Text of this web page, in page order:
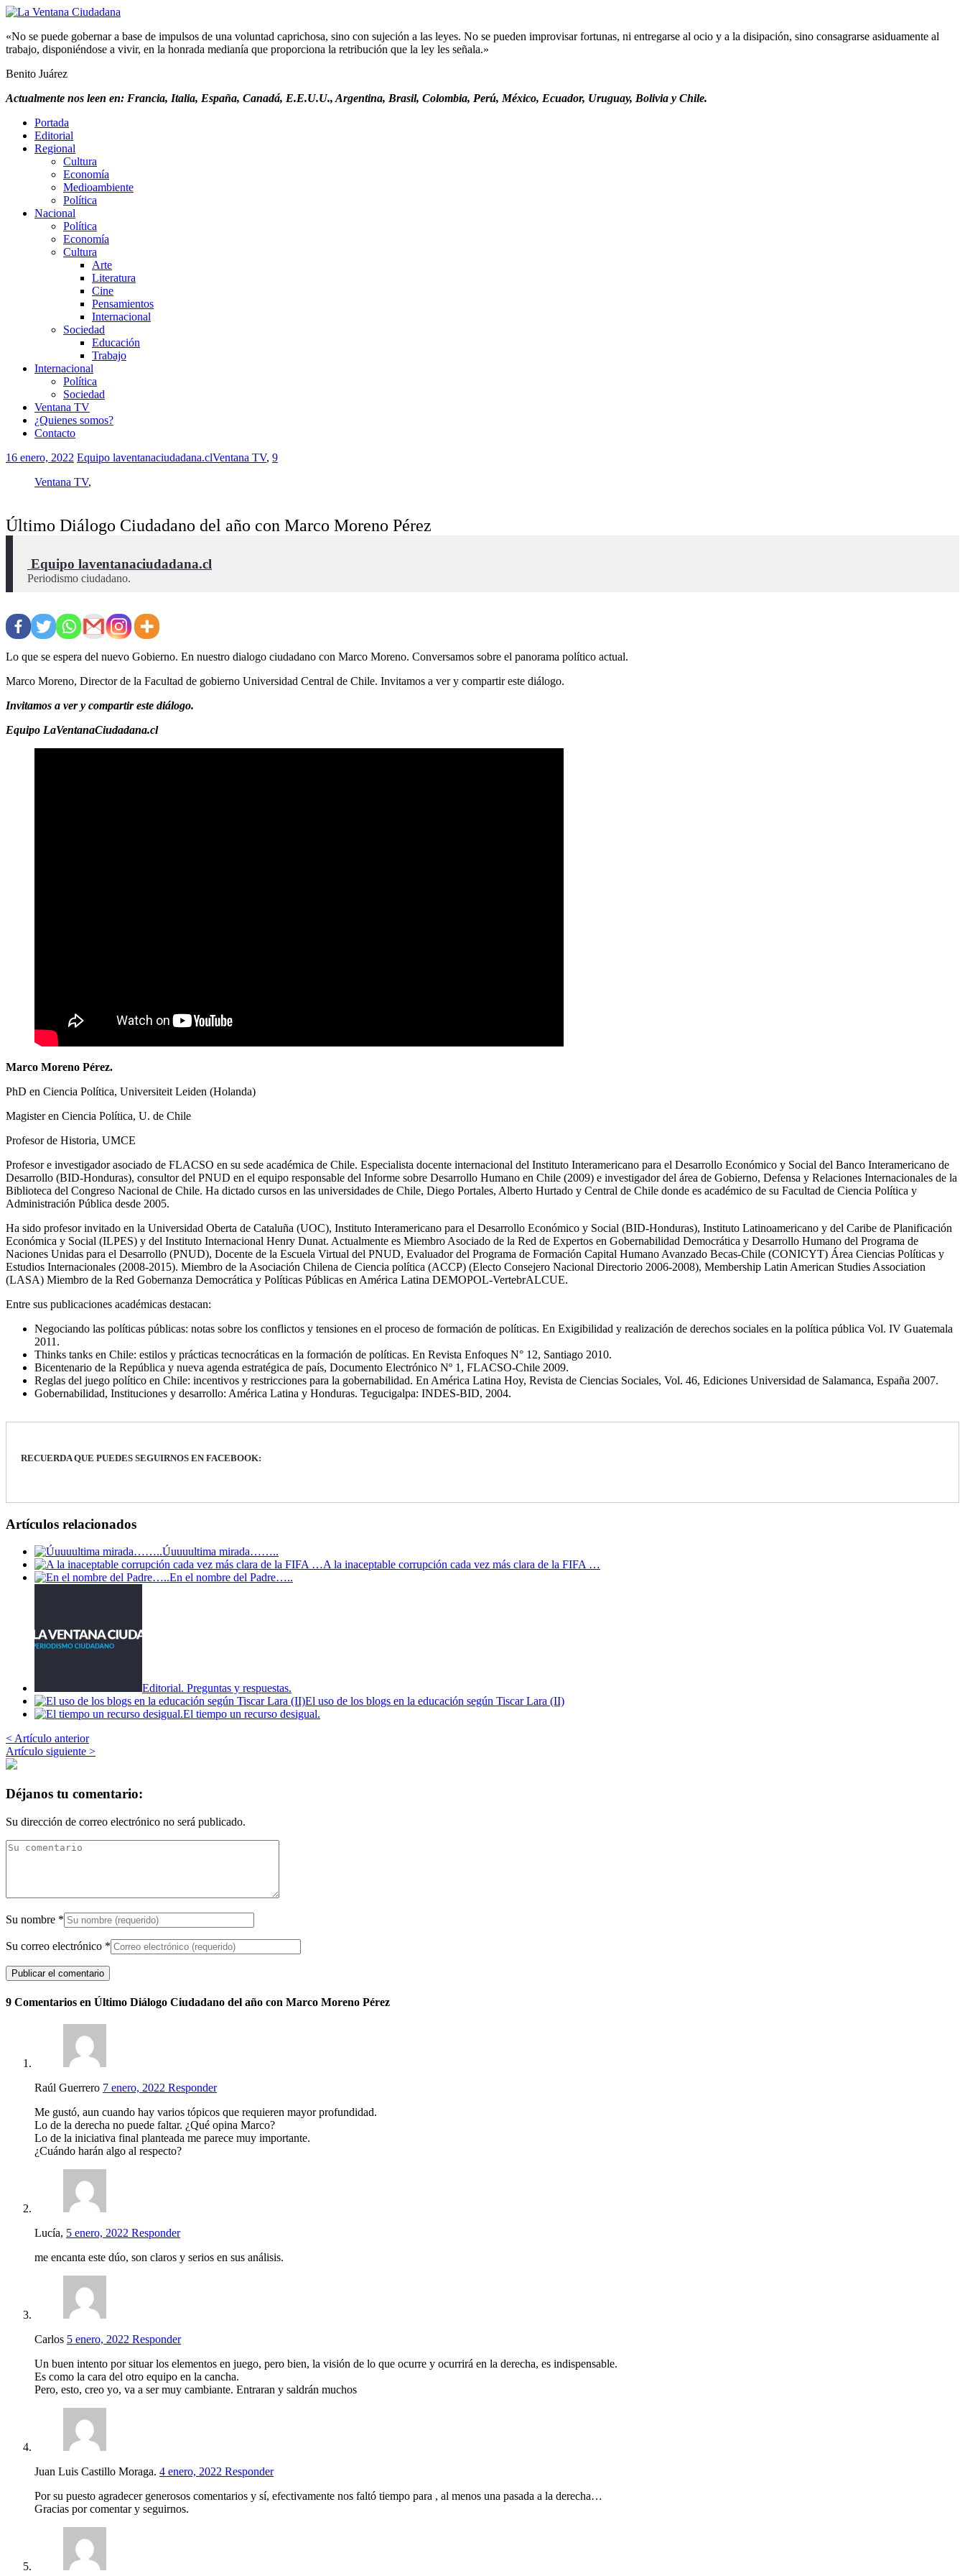
«No se puede gobernar a base de impulsos de una voluntad caprichosa, sino con sujeción a las leyes. No se pueden improvisar fortunas, ni entregarse al ocio y a la disipación, sino consagrarse asiduamente al
trabajo, disponiéndose a vivir, en la honrada medianía que proporciona la retribución que la ley les señala.»
Benito Juárez
Actualmente nos leen en: Francia, Italia, España, Canadá, E.E.U.U., Argentina, Brasil, Colombia, Perú, México, Ecuador, Uruguay, Bolivia y Chile.
Portada
Editorial
Regional
Cultura
Economía
Medioambiente
Política
Nacional
Política
Economía
Cultura
Arte
Literatura
Cine
Pensamientos
Internacional
Sociedad
Educación
Trabajo
Internacional
Política
Sociedad
Ventana TV
¿Quienes somos?
Contacto
16 enero, 2022 Equipo laventanaciudadana.clVentana TV, 9
Ventana TV,
Último Diálogo Ciudadano del año con Marco Moreno Pérez
Equipo laventanaciudadana.cl
Periodismo ciudadano.
Lo que se espera del nuevo Gobierno. En nuestro dialogo ciudadano con Marco Moreno. Conversamos sobre el panorama político actual.
Marco Moreno, Director de la Facultad de gobierno Universidad Central de Chile. Invitamos a ver y compartir este diálogo.
Invitamos a ver y compartir este diálogo.
Equipo LaVentanaCiudadana.cl
Marco Moreno Pérez.
PhD en Ciencia Política, Universiteit Leiden (Holanda)
Magister en Ciencia Política, U. de Chile
Profesor de Historia, UMCE
Profesor e investigador asociado de FLACSO en su sede académica de Chile. Especialista docente internacional del Instituto Interamericano para el Desarrollo Económico y Social del Banco Interamericano de
Desarrollo (BID-Honduras), consultor del PNUD en el equipo responsable del Informe sobre Desarrollo Humano en Chile (2009) e investigador del área de Gobierno, Defensa y Relaciones Internacionales de la
Biblioteca del Congreso Nacional de Chile. Ha dictado cursos en las universidades de Chile, Diego Portales, Alberto Hurtado y Central de Chile donde es académico de su Facultad de Ciencia Política y
Administración Pública desde 2005.
Ha sido profesor invitado en la Universidad Oberta de Cataluña (UOC), Instituto Interamericano para el Desarrollo Económico y Social (BID-Honduras), Instituto Latinoamericano y del Caribe de Planificación
Económica y Social (ILPES) y del Instituto Internacional Henry Dunat. Actualmente es Miembro Asociado de la Red de Expertos en Gobernabilidad Democrática y Desarrollo Humano del Programa de
Naciones Unidas para el Desarrollo (PNUD), Docente de la Escuela Virtual del PNUD, Evaluador del Programa de Formación Capital Humano Avanzado Becas-Chile (CONICYT) Área Ciencias Políticas y
Estudios Internacionales (2008-2015). Miembro de la Asociación Chilena de Ciencia política (ACCP) (Electo Consejero Nacional Directorio 2006-2008), Membership Latin American Studies Association
(LASA) Miembro de la Red Gobernanza Democrática y Políticas Públicas en América Latina DEMOPOL-VertebrALCUE.
Entre sus publicaciones académicas destacan:
Negociando las políticas públicas: notas sobre los conflictos y tensiones en el proceso de formación de políticas. En Exigibilidad y realización de derechos sociales en la política pública Vol. IV Guatemala
2011.
Thinks tanks en Chile: estilos y prácticas tecnocráticas en la formación de políticas. En Revista Enfoques N° 12, Santiago 2010.
Bicentenario de la República y nueva agenda estratégica de país, Documento Electrónico Nº 1, FLACSO-Chile 2009.
Reglas del juego político en Chile: incentivos y restricciones para la gobernabilidad. En América Latina Hoy, Revista de Ciencias Sociales, Vol. 46, Ediciones Universidad de Salamanca, España 2007.
Gobernabilidad, Instituciones y desarrollo: América Latina y Honduras. Tegucigalpa: INDES-BID, 2004.
RECUERDA QUE PUEDES SEGUIRNOS EN FACEBOOK:
Artículos relacionados
Úuuuultima mirada……..
A la inaceptable corrupción cada vez más clara de la FIFA …
En el nombre del Padre…..
Editorial. Preguntas y respuestas.
El uso de los blogs en la educación según Tiscar Lara (II)
El tiempo un recurso desigual.
< Artículo anterior
Artículo siguiente >
Déjanos tu comentario:
Su dirección de correo electrónico no será publicado.
Su nombre *
Su correo electrónico *
9 Comentarios en Último Diálogo Ciudadano del año con Marco Moreno Pérez
Raúl Guerrero 7 enero, 2022 Responder
Me gustó, aun cuando hay varios tópicos que requieren mayor profundidad.
Lo de la derecha no puede faltar. ¿Qué opina Marco?
Lo de la iniciativa final planteada me parece muy importante.
¿Cuándo harán algo al respecto?
Lucía, 5 enero, 2022 Responder
me encanta este dúo, son claros y serios en sus análisis.
Carlos 5 enero, 2022 Responder
Un buen intento por situar los elementos en juego, pero bien, la visión de lo que ocurre y ocurrirá en la derecha, es indispensable.
Es como la cara del otro equipo en la cancha.
Pero, esto, creo yo, va a ser muy cambiante. Entraran y saldrán muchos
Juan Luis Castillo Moraga. 4 enero, 2022 Responder
Por su puesto agradecer generosos comentarios y sí, efectivamente nos faltó tiempo para , al menos una pasada a la derecha…
Gracias por comentar y seguirnos.